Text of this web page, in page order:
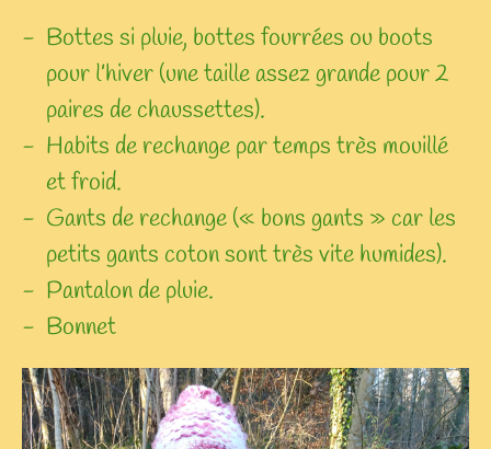
Bottes si pluie, bottes fourrées ou boots
pour l’hiver (une taille assez grande pour 2
paires de chaussettes).
Habits de rechange par temps très mouillé
et froid.
Gants de rechange (« bons gants » car les
petits gants coton sont très vite humides).
Pantalon de pluie.
Bonnet